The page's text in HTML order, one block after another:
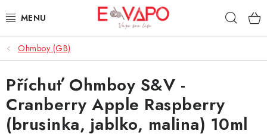
na
3D TISK
TIPY ZA DOBROU CENU
AROMATA A PŘÍCHUTĚ
Ohmboy (GB)
Příchuť Ohmboy S&V -
Cranberry Apple Raspberry
(brusinka, jablko, malina) 10ml